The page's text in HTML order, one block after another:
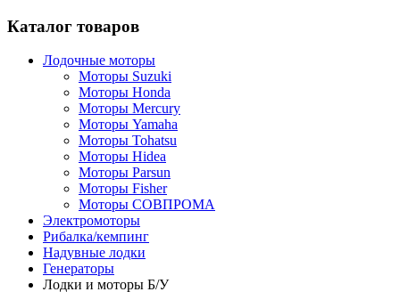
Каталог товаров
Лодочные моторы
Моторы Suzuki
Моторы Honda
Моторы Mercury
Моторы Yamaha
Моторы Tohatsu
Моторы Hidea
Моторы Parsun
Моторы Fisher
Моторы СОВПРОМА
Электромоторы
Рибалка/кемпинг
Надувные лодки
Генераторы
Лодки и моторы Б/У